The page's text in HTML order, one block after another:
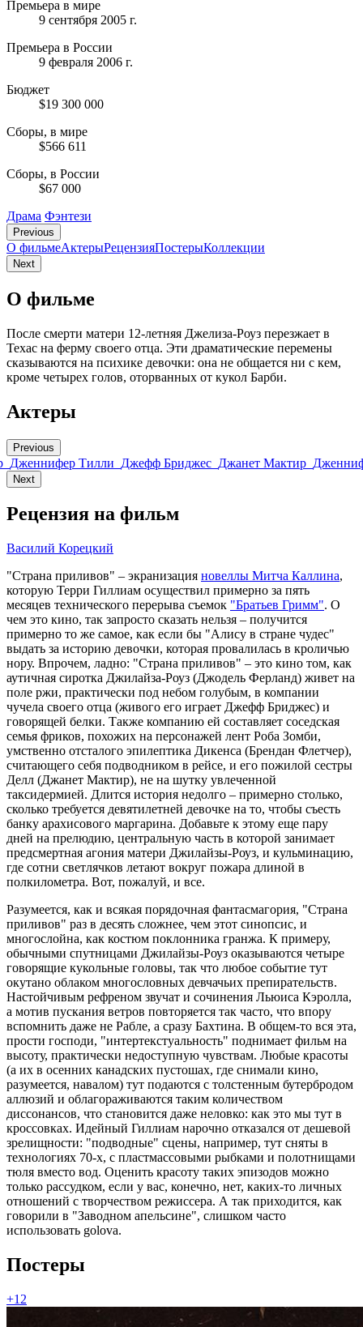
Премьера в мире
9 сентября 2005 г.
Премьера в России
9 февраля 2006 г.
Бюджет
$19 300 000
Сборы, в мире
$566 611
Сборы, в России
$67 000
Драма Фэнтези
Previous
О фильмеАктерыРецензияПостерыКоллекции
Next
О фильме
После смерти матери 12-летняя Джелиза-Роуз перезжает в
Техас на ферму своего отца. Эти драматические перемены
сказываются на психике девочки: она не общается ни с кем,
кроме четырех голов, оторванных от кукол Барби.
Актеры
Previous
Дженнифер Тилли Джефф Бриджес Джанет Мактир
Next
Рецензия на фильм
Василий Корецкий
"Страна приливов" – экранизация новеллы Митча Каллина,
которую Терри Гиллиам осуществил примерно за пять
месяцев технического перерыва съемок "Братьев Гримм". О
чем это кино, так запросто сказать нельзя – получится
примерно то же самое, как если бы "Алису в стране чудес"
выдать за историю девочки, которая провалилась в кроличью
нору. Впрочем, ладно: "Страна приливов" – это кино том, как
аутичная сиротка Джилайза-Роуз (Джодель Ферланд) живет на
поле ржи, практически под небом голубым, в компании
чучела своего отца (живого его играет Джефф Бриджес) и
говорящей белки. Также компанию ей составляет соседская
семья фриков, похожих на персонажей лент Роба Зомби,
умственно отсталого эпилептика Дикенса (Брендан Флетчер),
считающего себя подводником в рейсе, и его пожилой сестры
Делл (Джанет Мактир), не на шутку увлеченной
таксидермией. Длится история недолго – примерно столько,
сколько требуется девятилетней девочке на то, чтобы съесть
банку арахисового маргарина. Добавьте к этому еще пару
дней на прелюдию, центральную часть в которой занимает
предсмертная агония матери Джилайзы-Роуз, и кульминацию,
где сотни светлячков летают вокруг пожара длиной в
полкилометра. Вот, пожалуй, и все.
Разумеется, как и всякая порядочная фантасмагория, "Страна
приливов" раз в десять сложнее, чем этот синопсис, и
многослойна, как костюм поклонника гранжа. К примеру,
обычными спутницами Джилайзы-Роуз оказываются четыре
говорящие кукольные головы, так что любое событие тут
окутано облаком многословных девчачьих препирательств.
Настойчивым рефреном звучат и сочинения Льюиса Кэролла,
а мотив пускания ветров повторяется так часто, что впору
вспомнить даже не Рабле, а сразу Бахтина. В общем-то вся эта,
прости господи, "интертекстуальность" поднимает фильм на
высоту, практически недоступную чувствам. Любые красоты
(а их в осенних канадских пустошах, где снимали кино,
разумеется, навалом) тут подаются с толстенным бутербродом
аллюзий и облагораживаются таким количеством
диссонансов, что становится даже неловко: как это мы тут в
кроссовках. Идейный Гиллиам нарочно отказался от дешевой
зрелищности: "подводные" сцены, например, тут сняты в
технологиях 70-х, с пластмассовыми рыбками и полотнищами
тюля вместо вод. Оценить красоту таких эпизодов можно
только рассудком, если у вас, конечно, нет, каких-то личных
отношений с творчеством режиссера. А так приходится, как
говорили в "Заводном апельсине", слишком часто
использовать golova.
Постеры
+12